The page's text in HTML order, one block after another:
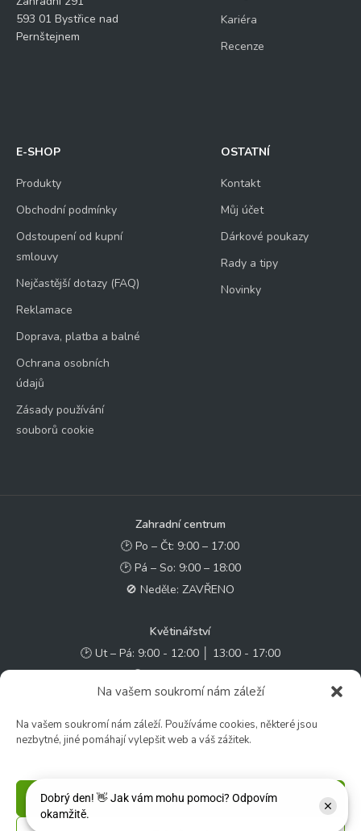
Na vašem soukromí nám záleží
Na vašem soukromí nám záleží. Používáme cookies, některé jsou
nezbytné, jiné pomáhají vylepšit web a váš zážitek.
Příjmout
593 01 Bystřice nad
Pernštejnem
Kariéra
Recenze
E-SHOP
Produkty
Obchodní podmínky
Odstoupení od kupní
smlouvy
Nejčastější dotazy (FAQ)
Reklamace
Doprava, platba a balné
Ochrana osobních
údajů
Zásady používání
souborů cookie
OSTATNÍ
Kontakt
Můj účet
Dárkové poukazy
Rady a tipy
Novinky
Zahradní centrum
🕑 Po – Čt: 9:00 – 17:00
🕑 Pá – So: 9:00 – 18:00
🚫 Neděle: ZAVŘENO
Květinářství
🕑 Ut – Pá: 9:00 - 12:00 │ 13:00 - 17:00
🕑 So: 9:00 – 15:00
🚫 Ne - Po: ZAVŘENO
Rychlý kontakt:
Sledujte nás: